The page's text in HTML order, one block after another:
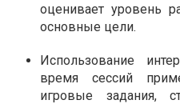
оценивает уровень
основные цели.
Использование
время сессий
игровые задания,